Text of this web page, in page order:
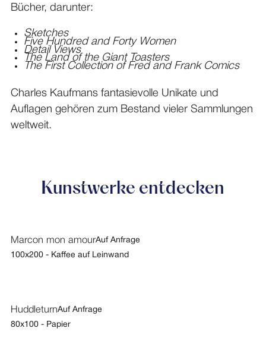
Bücher, darunter:
Sketches
Five Hundred and Forty Women
Detail Views
The Land of the Giant Toasters
The First Collection of Fred and Frank Comics
Charles Kaufmans fantasievolle Unikate und
Auflagen gehören zum Bestand vieler Sammlungen
weltweit.
Kunstwerke entdecken
Marcon mon amourAuf Anfrage
100x200 - Kaffee auf Leinwand
HuddleturnAuf Anfrage
80x100 - Papier